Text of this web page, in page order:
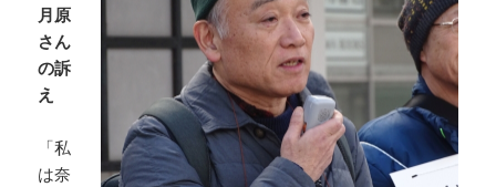
月原
さん
の訴
え
「私
は奈